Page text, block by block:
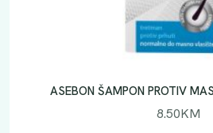
ASEBON ŠAMPON PROTIV
8.50KM